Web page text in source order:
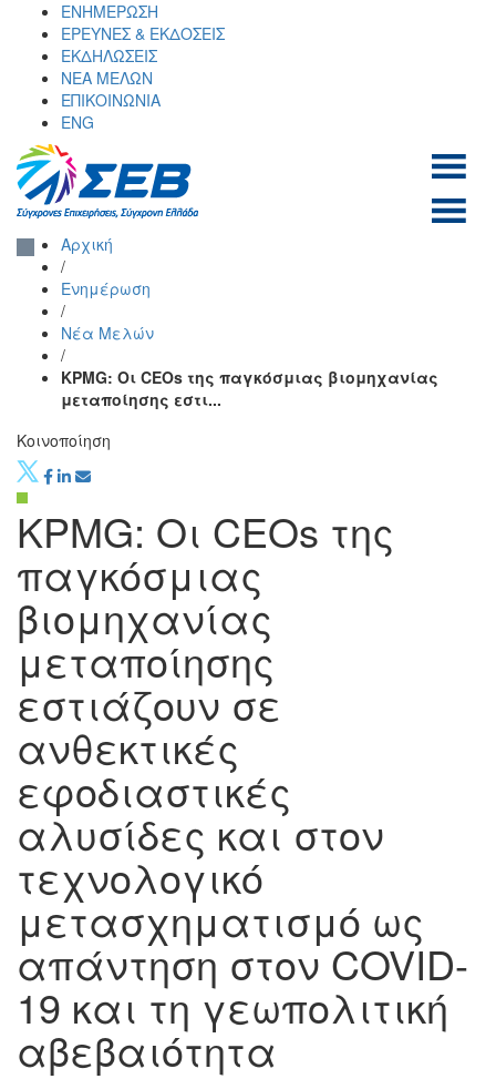
content
ΕΝΗΜΕΡΩΣΗ
ΕΡΕΥΝΕΣ & ΕΚΔΟΣΕΙΣ
ΕΚΔΗΛΩΣΕΙΣ
ΝΕΑ ΜΕΛΩΝ
ΕΠΙΚΟΙΝΩΝΙΑ
ENG
επιχειρήσεων και
βιομηχανιών
Αρχική
/
Ενημέρωση
/
Νέα Μελών
/
KPMG: Οι CEOs της παγκόσμιας βιομηχανίας
μεταποίησης εστι...
Κοινοποίηση
KPMG: Οι CEOs της
παγκόσμιας
βιομηχανίας
μεταποίησης
εστιάζουν σε
ανθεκτικές
εφοδιαστικές
αλυσίδες και στον
τεχνολογικό
μετασχηματισμό ως
απάντηση στον COVID-
19 και τη γεωπολιτική
αβεβαιότητα